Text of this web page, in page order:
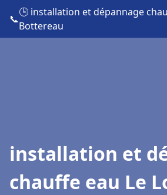
📞
🕒 installation et dépannage
Bottereau
installation et
chauffe eau Le